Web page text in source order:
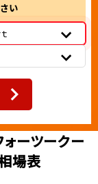
い
ォーツークー
場表